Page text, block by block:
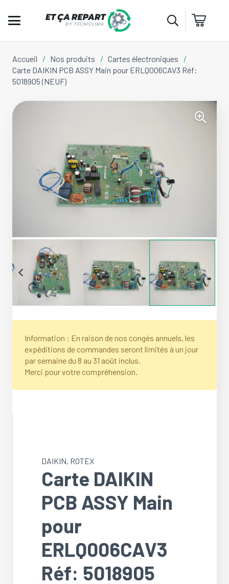
Accueil / Nos produits / Cartes électroniques
/
Carte DAIKIN PCB ASSY Main pour ERLQ006CAV3 Réf:
5018905 (NEUF)
Information : En raison de nos congés annuels, les
expéditions de commandes seront limités à un jour
par semaine du 8 au 31 août inclus.
Merci pour votre compréhension.
DAIKIN, ROTEX
Carte DAIKIN
PCB ASSY Main
pour
ERLQ006CAV3
Réf: 5018905